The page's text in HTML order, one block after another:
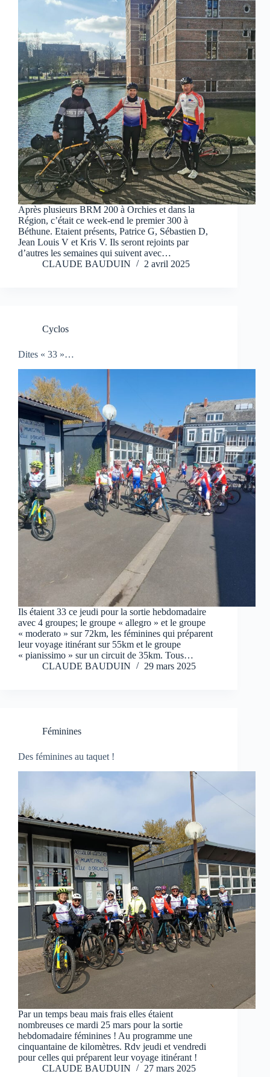
Après plusieurs BRM 200 à Orchies et dans la
Région, c’était ce week-end le premier 300 à
Béthune. Etaient présents, Patrice G, Sébastien D,
Jean Louis V et Kris V. Ils seront rejoints par
d’autres les semaines qui suivent avec…
CLAUDE BAUDUIN
2 avril 2025
Cyclos
Dites « 33 »…
Ils étaient 33 ce jeudi pour la sortie hebdomadaire
avec 4 groupes; le groupe « allegro » et le groupe
« moderato » sur 72km, les féminines qui préparent
leur voyage itinérant sur 55km et le groupe
« pianissimo » sur un circuit de 35km. Tous…
CLAUDE BAUDUIN
29 mars 2025
Féminines
Des féminines au taquet !
Par un temps beau mais frais elles étaient
nombreuses ce mardi 25 mars pour la sortie
hebdomadaire féminines ! Au programme une
cinquantaine de kilomètres. Rdv jeudi et vendredi
pour celles qui préparent leur voyage itinérant !
CLAUDE BAUDUIN
27 mars 2025